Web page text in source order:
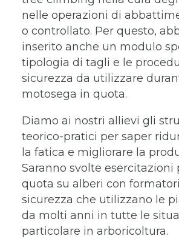
nelle operazioni di
o controllato. Per questo,
inserito anche un modulo
tipologia di tagli e le
sicurezza da utilizzare
motosega in quota.
Diamo ai nostri allievi gli
teorico-pratici per saper
la fatica e migliorare la
Saranno svolte esercitazioni
quota su alberi con
sicurezza che utilizzano le
da molti anni in tutte le
particolare in arboricoltura.